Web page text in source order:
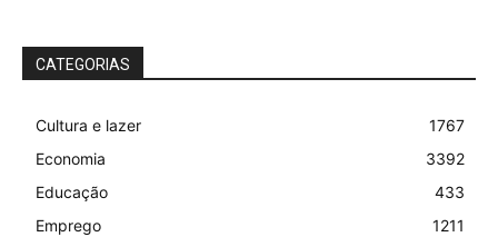
CATEGORIAS
Cultura e lazer
1767
Economia
3392
Educação
433
Emprego
1211